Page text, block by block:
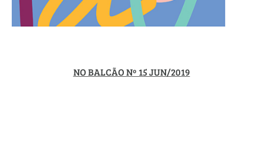
NO BALCÃO Nº 15 JUN/2019